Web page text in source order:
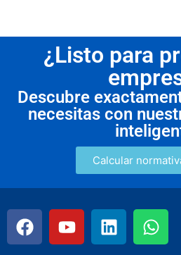
¿Listo para
Descubre
necesitas con
Calcular